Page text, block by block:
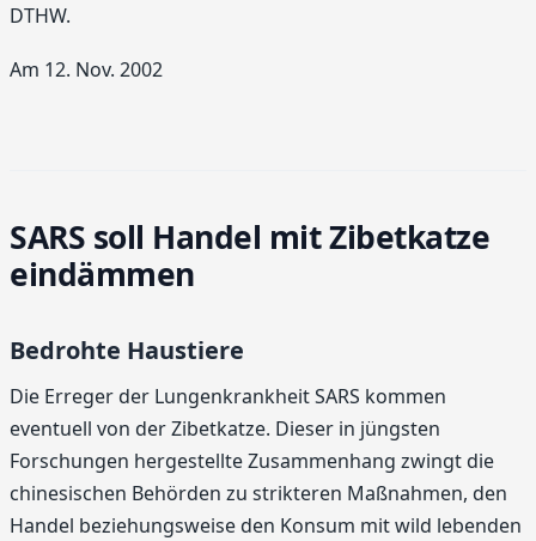
DTHW.
Am 12. Nov. 2002
SARS soll Handel mit Zibetkatze
eindämmen
Bedrohte Haustiere
Die Erreger der Lungenkrankheit SARS kommen
eventuell von der Zibetkatze. Dieser in jüngsten
Forschungen hergestellte Zusammenhang zwingt die
chinesischen Behörden zu strikteren Maßnahmen, den
Handel beziehungsweise den Konsum mit wild lebenden